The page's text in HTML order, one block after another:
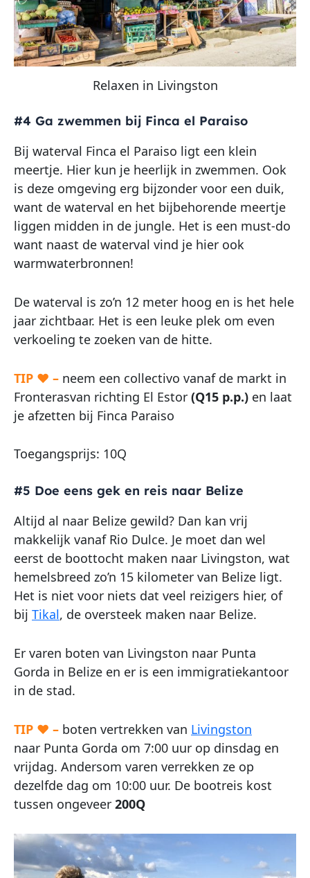
Relaxen in Livingston
#4 Ga zwemmen bij Finca el Paraiso
Bij waterval Finca el Paraiso ligt een klein
meertje. Hier kun je heerlijk in zwemmen. Ook
is deze omgeving erg bijzonder voor een duik,
want de waterval en het bijbehorende meertje
liggen midden in de jungle. Het is een must-do
want naast de waterval vind je hier ook
warmwaterbronnen!
De waterval is zo’n 12 meter hoog en is het hele
jaar zichtbaar. Het is een leuke plek om even
verkoeling te zoeken van de hitte.
TIP ♥ – neem een collectivo vanaf de markt in
Fronterasvan richting El Estor (Q15 p.p.) en laat
je afzetten bij Finca Paraiso
Toegangsprijs: 10Q
#5 Doe eens gek en reis naar Belize
Altijd al naar Belize gewild? Dan kan vrij
makkelijk vanaf Rio Dulce. Je moet dan wel
eerst de boottocht maken naar Livingston, wat
hemelsbreed zo’n 15 kilometer van Belize ligt.
Het is niet voor niets dat veel reizigers hier, of
bij Tikal, de oversteek maken naar Belize.
Er varen boten van Livingston naar Punta
Gorda in Belize en er is een immigratiekantoor
in de stad.
TIP ♥ – boten vertrekken van Livingston
naar Punta Gorda om 7:00 uur op dinsdag en
vrijdag. Andersom varen verrekken ze op
dezelfde dag om 10:00 uur. De bootreis kost
tussen ongeveer 200Q